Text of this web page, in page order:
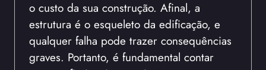
o custo da sua construção. Afinal, a
estrutura é o esqueleto da edificação, e
qualquer falha pode trazer consequências
graves. Portanto, é fundamental contar